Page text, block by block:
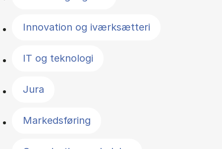
Innovation og iværksætteri
IT og teknologi
Jura
Markedsføring